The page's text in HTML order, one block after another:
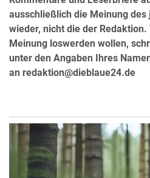
ausschließlich die Meinung
wieder, nicht die der Redaktion.
Meinung loswerden wollen,
unter den Angaben Ihres
an redaktion@dieblaue24.de